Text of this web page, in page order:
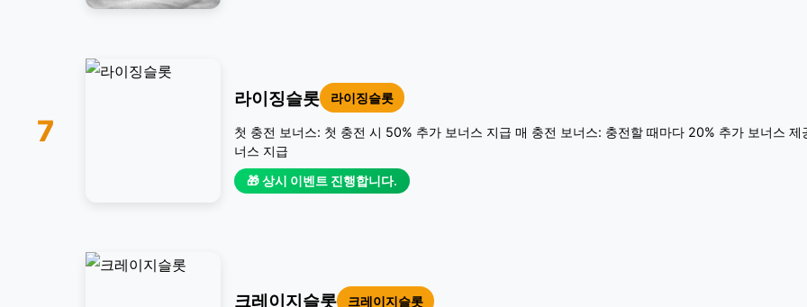
7
라이징슬롯 라이징슬롯
첫 충전 보너스: 첫 충전 시 50% 추가 보너스 지급 매 충전 보너스: 충전할 때마다 20% 추가 보너스
너스 지급
🎁 상시 이벤트 진행합니다.
크레이지슬롯 크레이지슬롯